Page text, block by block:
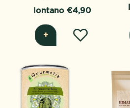
lontano €4,90
+